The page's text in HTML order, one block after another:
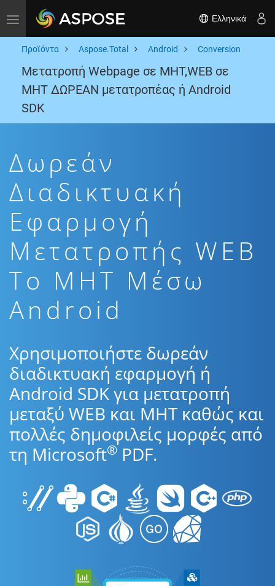
Toggle navigation Ελληνικά
Προϊόντα Aspose.Total Android Conversion
Μετατροπή Webpage σε MHT,WEB σε
MHT ΔΩΡΕΑΝ μετατροπέας ή Android
SDK
Δωρεάν
Διαδικτυακή
Εφαρμογή
Μετατροπής WEB
To MHT Μέσω
Android
Χρησιμοποιήστε δωρεάν
διαδικτυακή εφαρμογή ή
Android SDK για μετατροπή
μεταξύ WEB και MHT καθώς και
πολλές δημοφιλείς μορφές από
τη Microsoft® PDF.